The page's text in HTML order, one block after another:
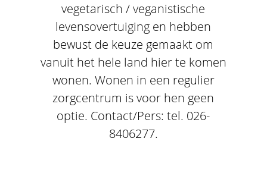
vegetarisch / veganistische
levensovertuiging en hebben
bewust de keuze gemaakt om
vanuit het hele land hier te komen
wonen. Wonen in een regulier
zorgcentrum is voor hen geen
optie. Contact/Pers: tel. 026-
8406277.